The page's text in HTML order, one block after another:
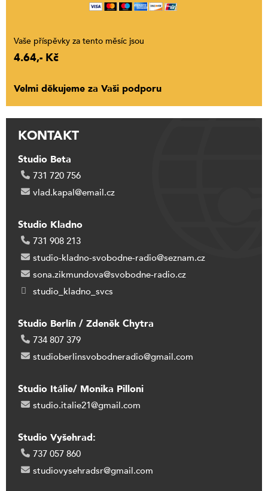
Vaše příspěvky za tento měsíc jsou
4.64,- Kč
Velmi děkujeme za Vaši podporu
KONTAKT
Studio Beta
731 720 756
vlad.kapal@email.cz
Studio Kladno
731 908 213
studio-kladno-svobodne-radio@seznam.cz
sona.zikmundova@svobodne-radio.cz
studio_kladno_svcs
Studio Berlín / Zdeněk Chytra
734 807 379
studioberlinsvobodneradio@gmail.com
Studio Itálie/ Monika Pilloni
studio.italie21@gmail.com
Studio Vyšehrad:
737 057 860
studiovysehradsr@gmail.com